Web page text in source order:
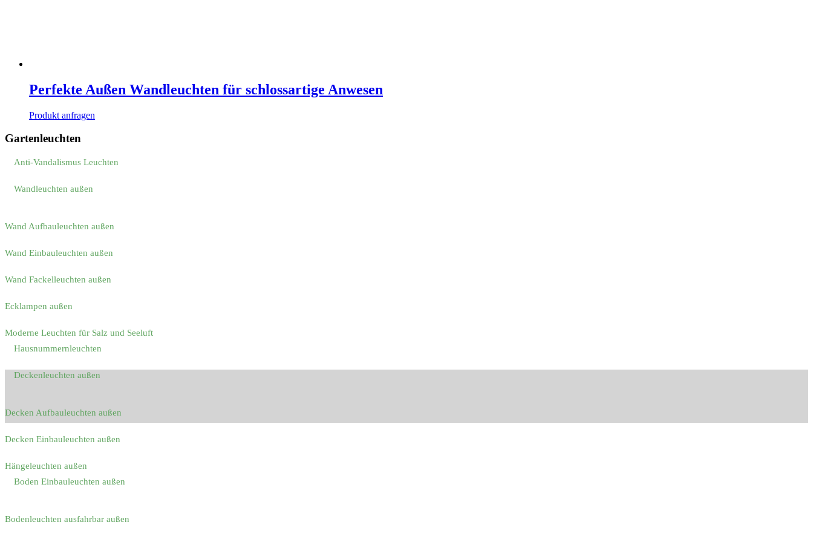
Perfekte Außen Wandleuchten für schlossartige Anwesen
Produkt anfragen
Gartenleuchten
Anti-Vandalismus Leuchten
Wandleuchten außen
Wand Aufbauleuchten außen
Wand Einbauleuchten außen
Wand Fackelleuchten außen
Ecklampen außen
Moderne Leuchten für Salz und Seeluft
Hausnummernleuchten
Deckenleuchten außen
Decken Aufbauleuchten außen
Decken Einbauleuchten außen
Hängeleuchten außen
Boden Einbauleuchten außen
Bodenleuchten ausfahrbar außen